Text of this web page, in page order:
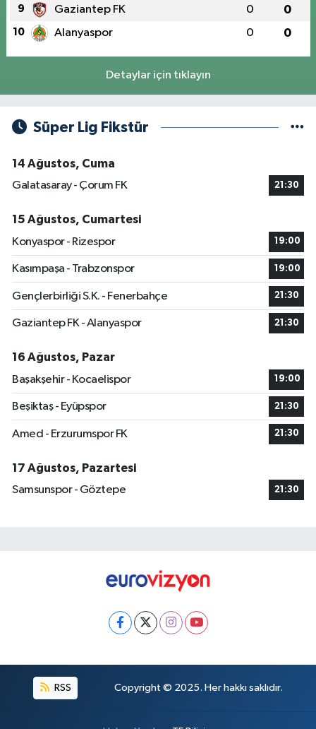
9 Gaziantep FK 0 0
10 Alanyaspor 0 0
Detaylar için tıklayın
Süper Lig Fikstür
14 Ağustos, Cuma
Galatasaray - Çorum FK
21:30
15 Ağustos, Cumartesi
Konyaspor - Rizespor
19:00
Kasımpaşa - Trabzonspor 19:00
Gençlerbirliği S.K. - Fenerbahçe 21:30
Gaziantep FK - Alanyaspor 21:30
16 Ağustos, Pazar
Başakşehir - Kocaelispor
19:00
Beşiktaş - Eyüpspor 21:30
Amed - Erzurumspor FK 21:30
17 Ağustos, Pazartesi
Samsunspor - Göztepe
21:30
RSS Copyright © 2025. Her hakkı saklıdır.